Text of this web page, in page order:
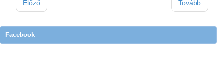
Előző Tovább
Facebook